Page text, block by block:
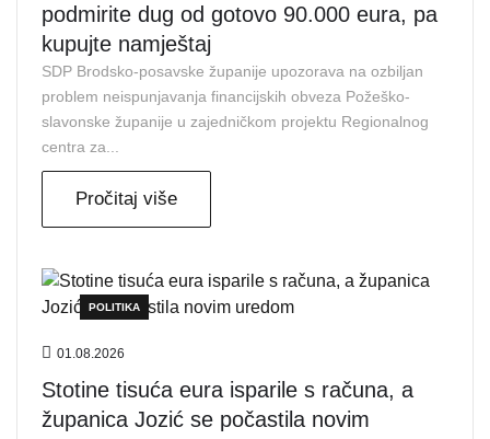
podmirite dug od gotovo 90.000 eura, pa
kupujte namještaj
SDP Brodsko-posavske županije upozorava na ozbiljan
problem neispunjavanja financijskih obveza Požeško-
slavonske županije u zajedničkom projektu Regionalnog
centra za...
Pročitaj više
POLITIKA
01.08.2026
Stotine tisuća eura isparile s računa, a
županica Jozić se počastila novim